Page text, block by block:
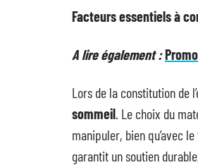
Facteurs essentiels à
A lire également :
Lors de la constitution de
sommeil. Le choix du
manipuler, bien qu’avec
garantit un soutien